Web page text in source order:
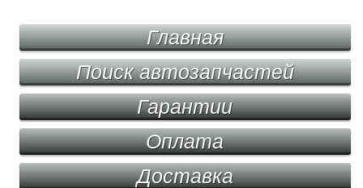
Главная
Поиск автозапчастей
Гарантии
Оплата
Доставка